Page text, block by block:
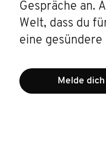
Gespräche an.
Welt, dass du
eine gesündere
Melde